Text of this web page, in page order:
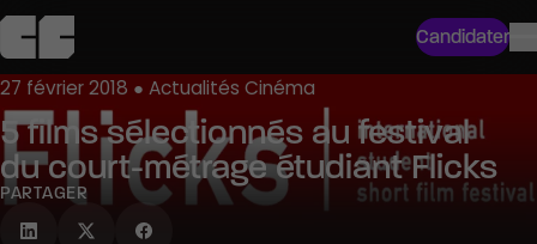
Candidater
27 février 2018 ● Actualités Cinéma
5 films sélectionnés au festival
du court-métrage étudiant Flicks
PARTAGER